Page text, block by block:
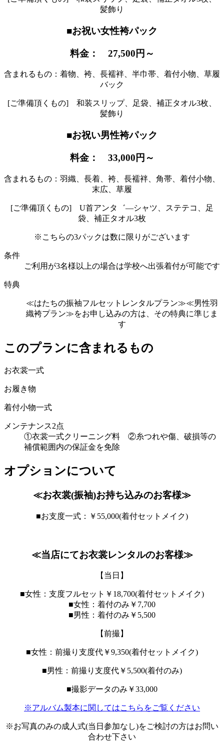
髪飾り
■お祝い女性袴パック
料金： 27,500円～
含まれるもの：着物、袴、長襦袢、半巾帯、着付小物、草履
バック
[ご準備頂くもの] 和装スリップ、足袋、補正タオル3枚、
髪飾り
■お祝い男性袴パック
料金： 33,000円～
含まれるもの：羽織、長着、袴、長襦袢、角帯、着付小物、
末広、草履
[ご準備頂くもの] U首アンタ゛―シャツ、ステテコ、足
袋、補正タオル3枚
※こちらの3パックは数に限りがございます
条件
ご利用が3名様以上の場合は学校へ出張着付が可能です
特典
≪はたちの振袖フルセットレンタルプラン≫≪男性羽
織袴プラン≫をお申し込みの方は、その特典に準じま
す
このプランに含まれるもの
お衣裳一式
お履き物
着付小物一式
メンテナンス2点
①衣裳一式クリーニング料 ②糸つれや傷、破損等の
補償範囲内の保証金を免除
オプションについて
≪お衣裳(振袖)お持ち込みのお客様≫
■お支度一式：￥55,000(着付セットメイク)
≪当店にてお衣裳レンタルのお客様≫
【当日】
■女性：支度フルセット￥18,700(着付セットメイク)
■女性：着付のみ￥7,700
■男性：着付のみ￥5,500
【前撮】
■女性：前撮り支度代￥9,350(着付セットメイク)
■男性：前撮り支度代￥5,500(着付のみ)
■撮影データのみ￥33,000
※アルバム製本に関してはこちらをご覧ください
※お写真のみの成人式(当日参加なし)をご検討の方はお問い
合わせ下さい